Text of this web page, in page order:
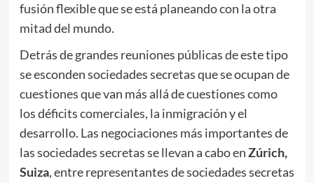
fusión flexible que se está planeando con la otra
mitad del mundo.
Detrás de grandes reuniones públicas de este tipo
se esconden sociedades secretas que se ocupan de
cuestiones que van más allá de cuestiones como
los déficits comerciales, la inmigración y el
desarrollo. Las negociaciones más importantes de
las sociedades secretas se llevan a cabo enZúrich,
Suiza, entre representantes de sociedades secretas